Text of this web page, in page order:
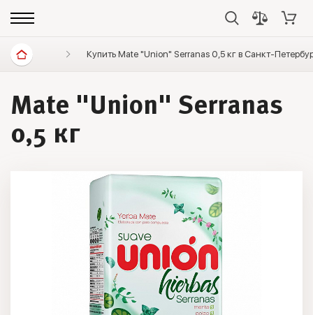
Диетические продукты Элитный чай Мате
Купить Mate "Union" Serranas 0,5 кг в Санкт-
Mate "Union" Serranas
0,5 кг